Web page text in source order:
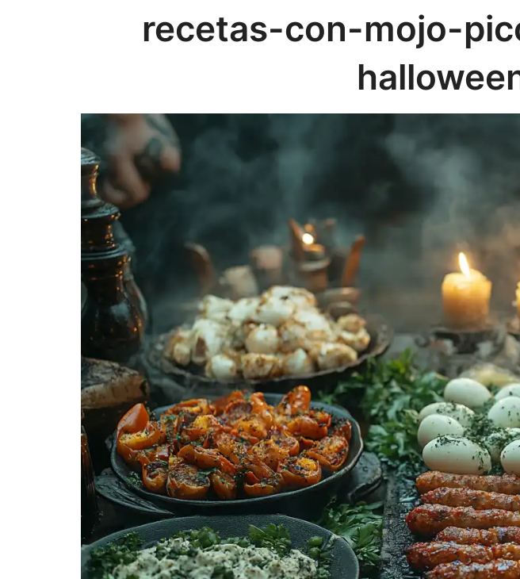
recetas-con-mojo-